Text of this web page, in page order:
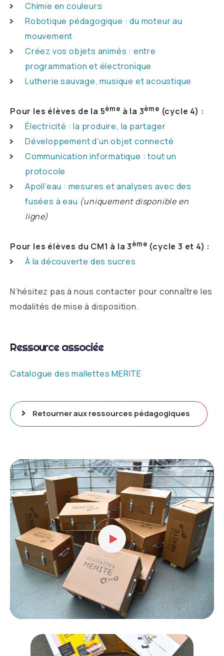
Lecteur
vidéo
Chimie en couleurs
Robotique pédagogique : du moteur au
mouvement
Créez vos objets animés : entre
programmation et électronique
Lutherie sauvage, musique et acoustique
Pour les élèves de la 5ème à la 3ème (cycle 4) :
Électricité : la produire, la partager
Développement d’un objet connecté
Communication informatique : tout un
protocole
Apoll’eau : mesures et analyses avec des
fusées à eau (uniquement disponible en
ligne)
Pour les élèves du CM1 à la 3ème (cycle 3 et 4) :
À la découverte des sucres
N’hésitez pas à nous contacter pour connaître les
modalités de mise à disposition.
Ressource associée
Catalogue des mallettes MERITE
Retourner aux ressources pédagogiques